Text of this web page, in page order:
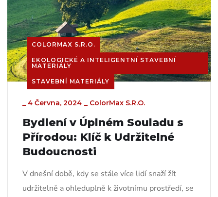
COLORMAX S.R.O.
EKOLOGICKÉ A INTELIGENTNÍ STAVEBNÍ
MATERIÁLY
STAVEBNÍ MATERIÁLY
_ 4 Června, 2024 _ ColorMax S.r.o.
Bydlení v Úplném Souladu s
Přírodou: Klíč k Udržitelné
Budoucnosti
V dnešní době, kdy se stále více lidí snaží žít
udržitelně a ohleduplně k životnímu prostředí, se